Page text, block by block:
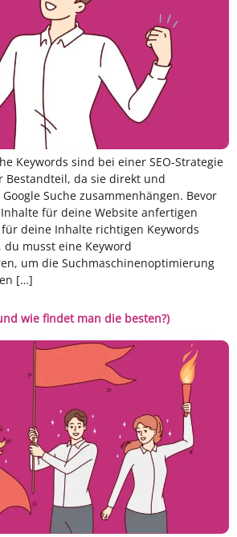
Keywords sind bei einer SEO-Strategie
Bestandteil, da sie direkt und
Suche zusammenhängen. Bevor
für deine Website anfertigen
deine Inhalte richtigen Keywords
musst eine Keyword
um die Suchmaschinenoptimierung
[…]
wie findet man die besten?)